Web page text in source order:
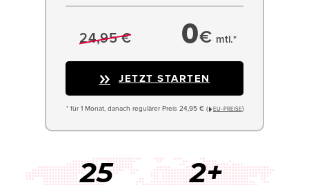
24,95 € 0€ mtl.*
JETZT STARTEN
* für 1 Monat, danach regulärer Preis 24,95 € ( EU−PREISE)
25 2+